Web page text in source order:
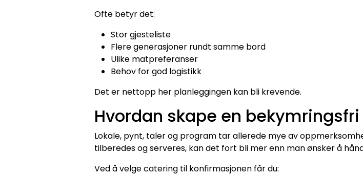
Ofte betyr det:
Stor gjesteliste
Flere generasjoner rundt samme bord
Ulike matpreferanser
Behov for god logistikk
Det er nettopp her planleggingen kan bli krevende.
Hvordan skape en
Lokale, pynt, taler og program tar allerede mye av
tilberedes og serveres, kan det fort bli mer enn man ønsker å
Ved å velge catering til konfirmasjonen får du: